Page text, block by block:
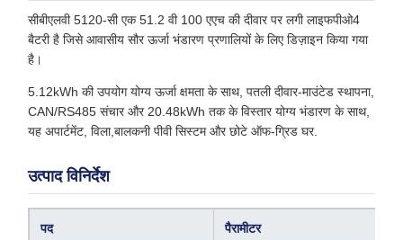
सीबीएलवी 5120-सी एक 51.2 वी 100 एएच की दीवार पर लगी लाइफपीओ4
बैटरी है जिसे आवासीय सौर ऊर्जा भंडारण प्रणालियों के लिए डिज़ाइन किया गया
है।
5.12kWh की उपयोग योग्य ऊर्जा क्षमता के साथ, पतली दीवार-माउंटेड स्थापना,
CAN/RS485 संचार और 20.48kWh तक के विस्तार योग्य भंडारण के साथ,
यह अपार्टमेंट, विला,बालकनी पीवी सिस्टम और छोटे ऑफ-ग्रिड घर.
उत्पाद विनिर्देश
पद पैरामीटर